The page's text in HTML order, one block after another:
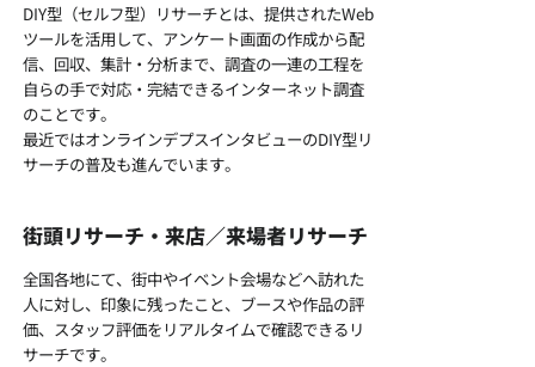
DIY型（セルフ型）リサーチとは、提供されたWeb
ツールを活用して、アンケート画面の作成から配
信、回収、集計・分析まで、調査の一連の工程を
自らの手で対応・完結できるインターネット調査
のことです。
最近ではオンラインデプスインタビューのDIY型リ
サーチの普及も進んでいます。
街頭リサーチ・来店／来場者リサーチ
全国各地にて、街中やイベント会場などへ訪れた
人に対し、印象に残ったこと、ブースや作品の評
価、スタッフ評価をリアルタイムで確認できるリ
サーチです。